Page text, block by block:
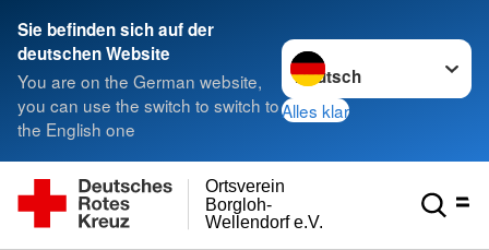
Sie befinden sich auf der
deutschen Website
You are on the German website,
you can use the switch to switch to
the English one
Sprache wechseln zu
Alles klar
Wellendorf e.V.
Borgloh-
Ortsverein